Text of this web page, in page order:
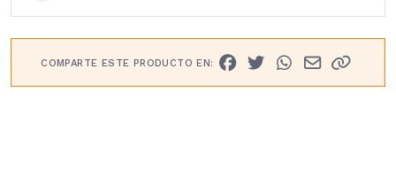
COMPARTE ESTE PRODUCTO EN: